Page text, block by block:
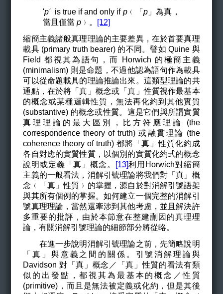
'p'is true if and only if p﹙「p 」為真，
當且僅當p ﹚。 [12]
縮簡主義諸般真理理論的主要差異，在於首要真理
載具 (primary truth bearer) 的不同。譬如 Quine 與
Field 都視其為語句，而 Horwich 的極簡主義
(minimalism) 則是命題，不過他認為語句作為載具
可以從命題載具的理論推論出來。這類型理論的共
通點，在於將「真」概念或「真」性質視作最基本
的概念或某種邏輯性質，無法再化約到其他實質
(substantive) 的概念或性質。這是它們與所謂實質
真理理論的最大區別，比方符應理論 (the
correspondence theory of truth) 或融貫理論 (the
coherence theory of truth) 都將「真」性質化約成
各自對應的實質性質，以個別的實質化約式的概念
說明或定義「真」概念。
[13]利用Horwich對縮簡
主義的一般看法，消解引號理論將我們對「真」概
念﹙「真」性質﹚的掌握，源自於對消解引號語架
與其所有個例的掌握。 如何建立一個完整的消解引
號真理理論，當然還牽涉到其他考慮，並且解決許
多重要的批評，由於本節意在整建蒯因的真理理
論，有關消解引號理論的細節部分將從略。
在進一步說明消解引號理論之前，先簡略說明
「真」與意義之間的關係。引號消解理論與
Davidson 對「真」概念／「真」性質的看法有類
似的出發點，都視其為最基本的概念／性質
(primitive)，而且是無法被定義或化約，但是其後